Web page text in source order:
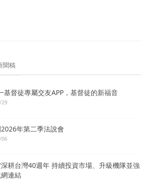
聞稿
基督徒專屬交友APP，基督徒的新福音
29
年第二季法說會
06
耕台灣40週年 持續投資市場、升級機隊並強
連結